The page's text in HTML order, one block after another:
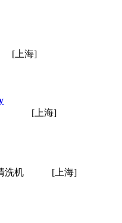
[上海]
[上海]
洗机
[上海]